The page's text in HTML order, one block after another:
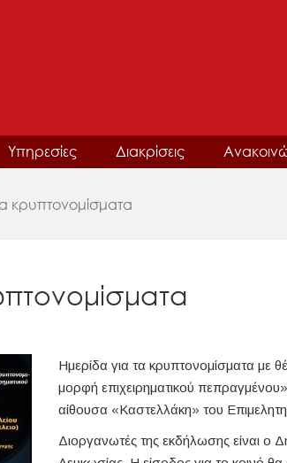
Υπηρεσίες Διακρίσεις
κρυπτονομίσματα
Ημερίδα για τα κρυπτονομίσματα με
μορφή επιχειρηματικού
αίθουσα «Καστελλάκη» του
Διοργανωτές της εκδήλωσης είναι ο